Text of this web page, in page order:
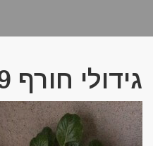
גידולי חורף 009